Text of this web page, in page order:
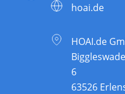
hoai.de
HOAI.de
6
63526